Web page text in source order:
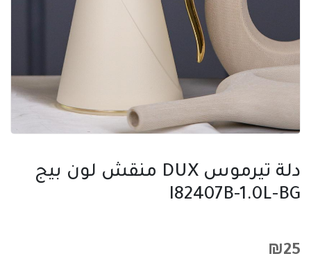
دلة تيرموس DUX منقش لون بيج
I82407B-1.0L-BG
₪25